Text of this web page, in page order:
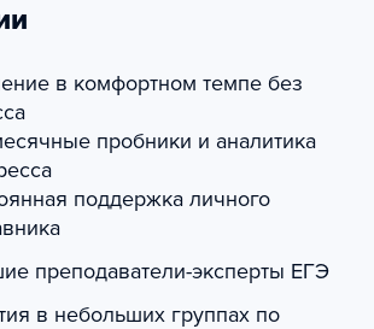
в комфортном темпе без
пробники и аналитика
поддержка личного
преподаватели-эксперты ЕГЭ
в небольших группах по